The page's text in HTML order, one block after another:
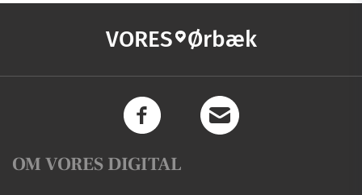
VORES Ørbæk
OM VORES DIGITAL